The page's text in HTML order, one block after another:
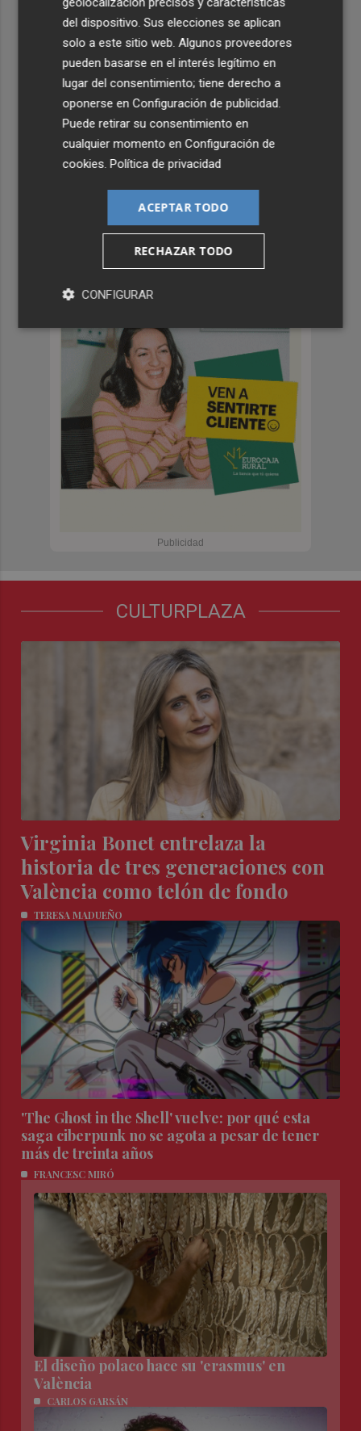
TIERRA DE EMPRESAS
Formar el talento que impulsa la
gastronomía mediterránea
CULTURPLAZA
Virginia Bonet entrelaza la
historia de tres generaciones con
València como telón de fondo
TERESA MADUEÑO
'The Ghost in the Shell' vuelve: por qué esta
saga ciberpunk no se agota a pesar de tener
más de treinta años
FRANCESC MIRÓ
El diseño polaco hace su 'erasmus' en
València
CARLOS GARSÁN
del dispositivo. Sus elecciones se aplican
solo a este sitio web. Algunos proveedores
pueden basarse en el interés legítimo en
lugar del consentimiento; tiene derecho a
oponerse enConfiguración de publicidad.
Puede retirar su consentimiento en
cualquier momento enConfiguración de
cookies.Política de privacidad
ACEPTAR TODO
RECHAZAR TODO
CONFIGURAR